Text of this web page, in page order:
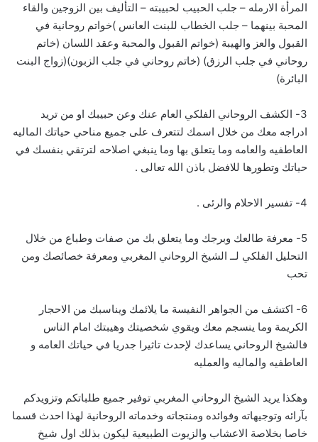
المرأة الارمله – جلب الحبيب لحبيبته – التأليف بين الزوجين والقاء
المحبة بينهما – جلب الخطاب للبنت العانس )خواتم روحانية في
القبول والعز والهيبة (خواتم القبول والمحبة وعقد اللسان (خاتم
روحاني في جلب الرزق) (خاتم روحاني في جلب الزبون)(زواج البنت
البائرة)
3- الكشف الروحاني الفلكي العام عنك وعن حبيبك او من تريد
ادراجه معك من خلال اسمك لتتعرف على جميع مناحي حياتك الماليه
العاطفيه والعامه وما يتعلق بها وما ينبغي اصلاحه لترتقي بنفسك في
حياتك وتطورها للافضل باذن الله تعالى .
4- تفسير الاحلام والرئى .
5- معرفة طالعك وبرجك وما يتعلق بك من صفات وطباع من خلال
التحليل الفلكي لــ الشيخ الروحاني المغربي ومعرفة خصائصك ومن
تحب
6- اكتشف من الجواهر النفيسة ما يلائمك ويناسبك من الاحجار
الكريمة وما ينسجم معك ويقوي شخصيتك وهيبتك امام الناس
فالشيخ الروحاني يساعدك لإحدث تاثيرا جدريا في حياتك العامه و
العاطفيه والماليه والعمليه
وهكذا يريد الشيخ الروحاني المغربي توفير جميع طلباتكم وتزويدكم
بآرائه وتوجيهاته وفوائده ومنتجاته وخدماته الروحانية لهذا احدث قسما
خاصا بخلاصة الاعشاب والزيوت الطبيعية ليكون بذلك اول شيخ